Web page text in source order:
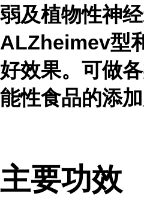
弱及植物性神
ALZheimev型
好效果。可做
能性食品的添加
主要功效